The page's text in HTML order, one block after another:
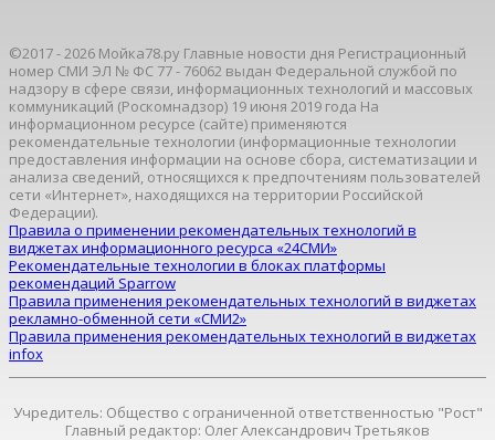
©2017 - 2026 Мойка78.ру Главные новости дня Регистрационный
номер СМИ ЭЛ № ФС 77 - 76062 выдан Федеральной службой по
надзору в сфере связи, информационных технологий и массовых
коммуникаций (Роскомнадзор) 19 июня 2019 года На
информационном ресурсе (сайте) применяются
рекомендательные технологии (информационные технологии
предоставления информации на основе сбора, систематизации и
анализа сведений, относящихся к предпочтениям пользователей
сети «Интернет», находящихся на территории Российской
Федерации).
Правила о применении рекомендательных технологий в
виджетах информационного ресурса «24СМИ»
Рекомендательные технологии в блоках платформы
рекомендаций Sparrow
Правила применения рекомендательных технологий в виджетах
рекламно-обменной сети «СМИ2»
Правила применения рекомендательных технологий в виджетах
infox
Учредитель: Общество с ограниченной ответственностью "Рост"
Главный редактор: Олег Александрович Третьяков